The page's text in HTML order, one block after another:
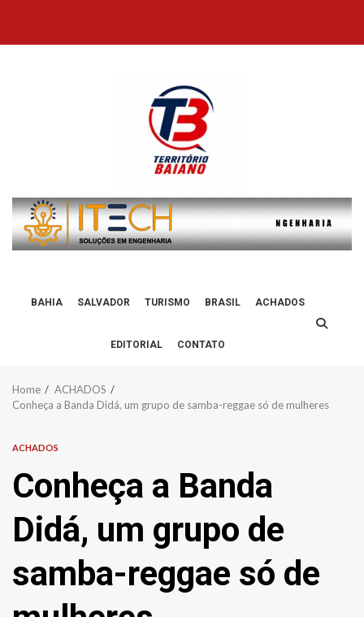
content
BAHIA SALVADOR TURISMO BRASIL ACHADOS
EDITORIAL CONTATO
Home
ACHADOS
Conheça a Banda Didá, um grupo de samba-reggae só de mulheres
ACHADOS
Conheça a Banda
Didá, um grupo de
samba-reggae só de